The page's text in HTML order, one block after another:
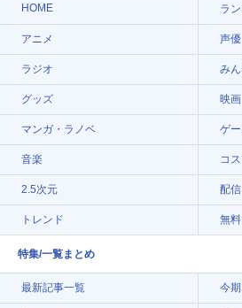
HOME ラ
アニメ 声優
ラジオ み
グッズ 映画
マンガ・ラノベ ゲ
音楽 コ
2.5次元 配
トレンド 無
特集/一覧まとめ
最新記事一覧 今